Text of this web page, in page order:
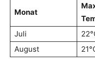
Monat
Juli
August